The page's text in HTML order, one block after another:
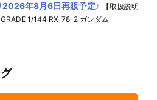
2026年8月6日再販予定♪
【取扱説明
1/144 RX-78-2 ガンダム